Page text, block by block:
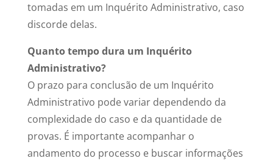
tomadas em um Inquérito Administrativo, caso
discorde delas.
Quanto tempo dura um Inquérito
Administrativo?
O prazo para conclusão de um Inquérito
Administrativo pode variar dependendo da
complexidade do caso e da quantidade de
provas. É importante acompanhar o
andamento do processo e buscar informações